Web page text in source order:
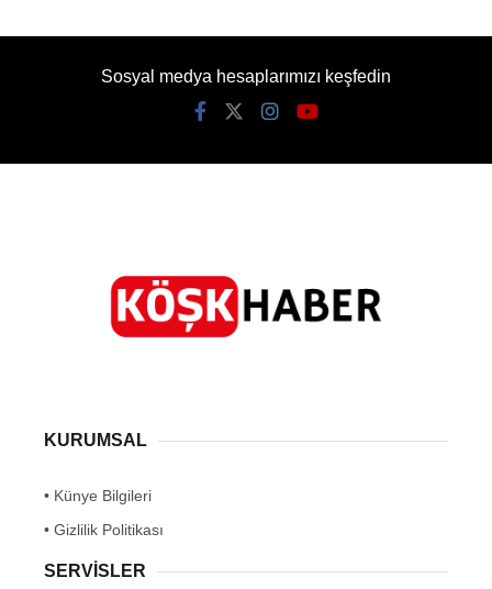
Sosyal medya hesaplarımızı keşfedin
KURUMSAL
• Künye Bilgileri
• Gizlilik Politikası
SERVİSLER